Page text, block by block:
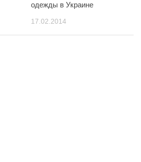
одежды в Украине
17.02.2014